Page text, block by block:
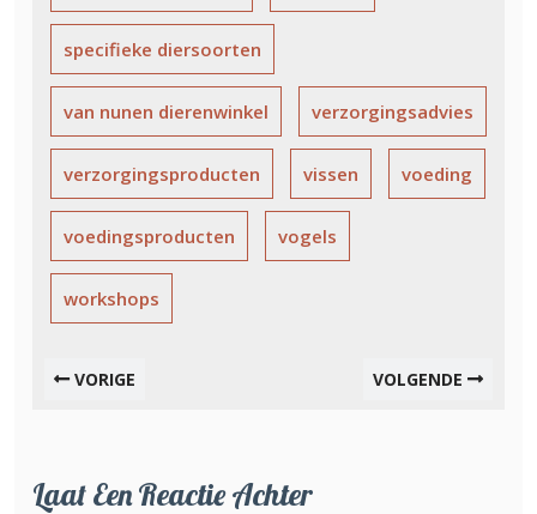
specifieke diersoorten
van nunen dierenwinkel verzorgingsadvies
verzorgingsproducten vissen voeding
voedingsproducten vogels
workshops
VORIGE VOLGENDE
Laat Een Reactie Achter